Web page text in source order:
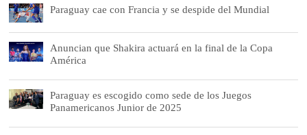
Paraguay cae con Francia y se despide del Mundial
Anuncian que Shakira actuará en la final de la Copa
América
Paraguay es escogido como sede de los Juegos
Panamericanos Junior de 2025